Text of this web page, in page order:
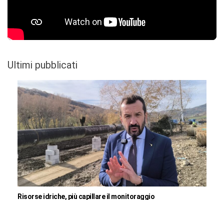
Ultimi pubblicati
Risorse idriche, più capillare il monitoraggio